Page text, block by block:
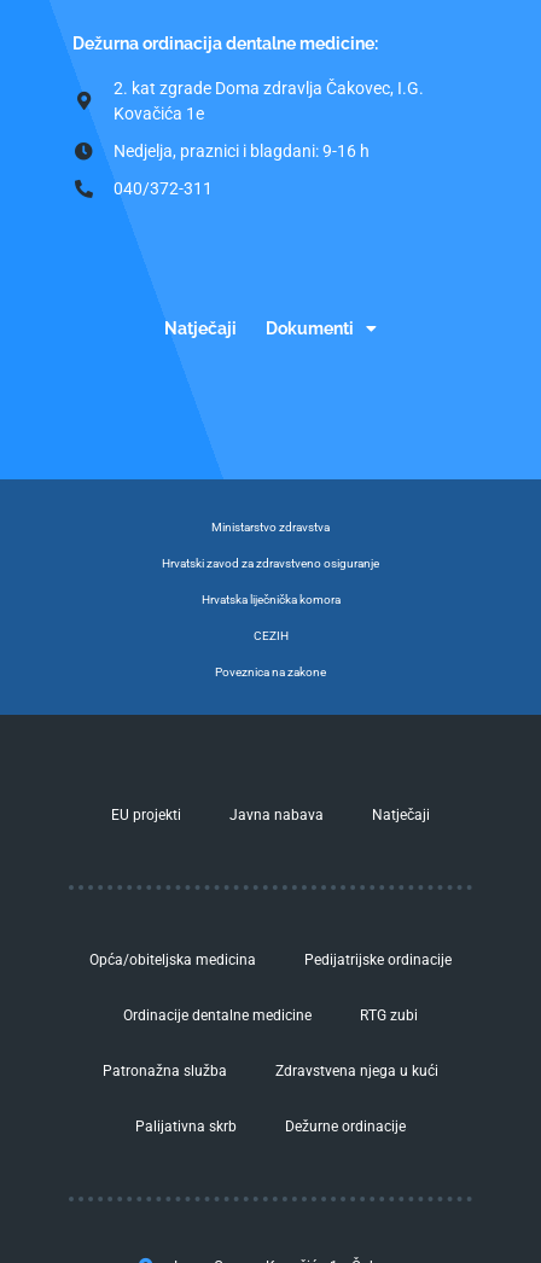
Dežurna ordinacija dentalne medicine:
2. kat zgrade Doma zdravlja Čakovec, I.G.
Kovačića 1e
Nedjelja, praznici i blagdani: 9-16 h
040/372-311
Natječaji Dokumenti
Ministarstvo zdravstva
Hrvatski zavod za zdravstveno osiguranje
Hrvatska liječnička komora
CEZIH
Poveznica na zakone
EU projekti Javna nabava Natječaji
Opća/obiteljska medicina Pedijatrijske ordinacije
Ordinacije dentalne medicine RTG zubi
Patronažna služba Zdravstvena njega u kući
Palijativna skrb Dežurne ordinacije